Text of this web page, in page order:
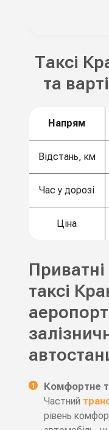
Таксі
та
Напрям
Відстань, км
Час у дорозі
Ціна
таксі
Комфортне
Частний
рівень